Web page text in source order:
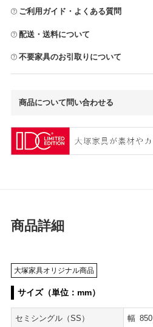
ご利用ガイド・よくある質問
配送・送料について
不要家具のお引取りについて
商品について問い合わせる
商品詳細
大塚家具オリジナル商品
サイズ（単位：mm）
セミシングル（SS） 幅 850